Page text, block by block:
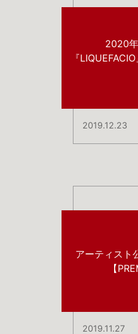
2020
『
2019.12.23
アーティスト
【
2019.11.27